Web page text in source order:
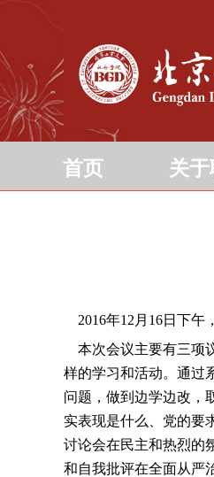
首页 关
2016年12月16日下午
本次会议主要有三项
样的学习和活动。通过
问题，做到边学边改，
实表现是什么、党的要
讨论会在民主和热烈的
和自我批评在全面从严